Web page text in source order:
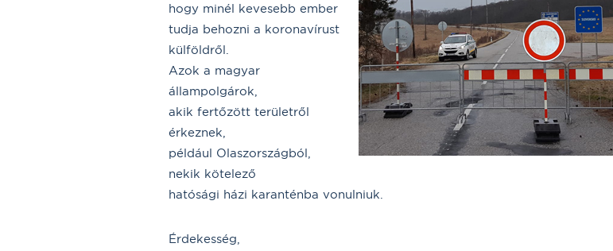
hogy minél kevesebb ember
tudja behozni a koronavírust
külföldről.
Azok a magyar
állampolgárok,
akik fertőzött területről
érkeznek,
például Olaszországból,
nekik kötelező
hatósági házi karanténba vonulniuk.
Érdekesség,